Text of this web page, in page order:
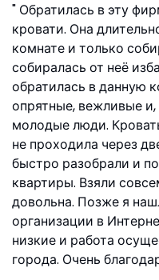
Обратилась в эту
кровати. Она
комнате и только
собиралась от неё
обратилась в данную
опрятные, вежливые
молодые люди.
не проходила через
быстро разобрали и
квартиры. Взяли
довольна. Позже я
организации в
низкие и работа
города. Очень